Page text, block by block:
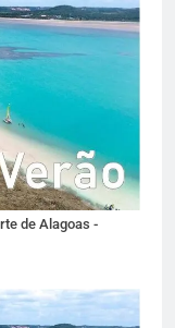
de Alagoas -